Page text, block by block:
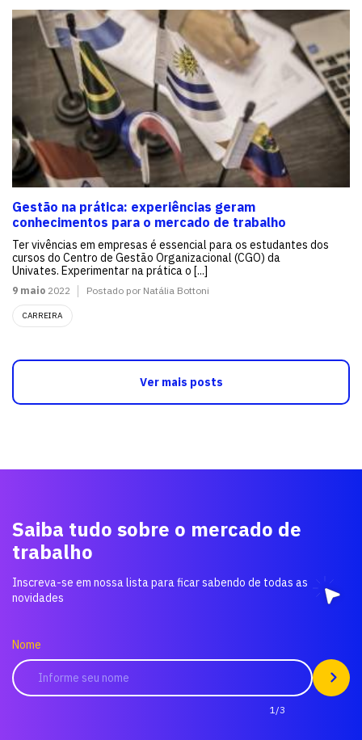
Gestão na prática: experiências geram
conhecimentos para o mercado de trabalho
Ter vivências em empresas é essencial para os estudantes dos
cursos do Centro de Gestão Organizacional (CGO) da
Univates. Experimentar na prática o [...]
9 maio 2022 Postado por Natália Bottoni
CARREIRA
Ver mais posts
Saiba tudo sobre o mercado de
trabalho
Inscreva-se em nossa lista para ficar sabendo de todas as
novidades
Nome
1/3